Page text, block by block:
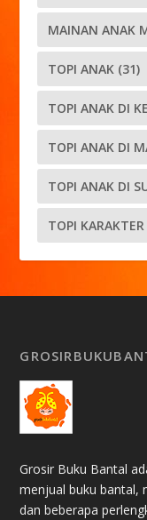
MAINAN ANAK
TOPI ANAK (31)
TOPI ANAK DI
TOPI ANAK DI
TOPI ANAK DI
TOPI KARAKTER
Grosir Buku Bantal
menjual buku bantal,
dan beberapa